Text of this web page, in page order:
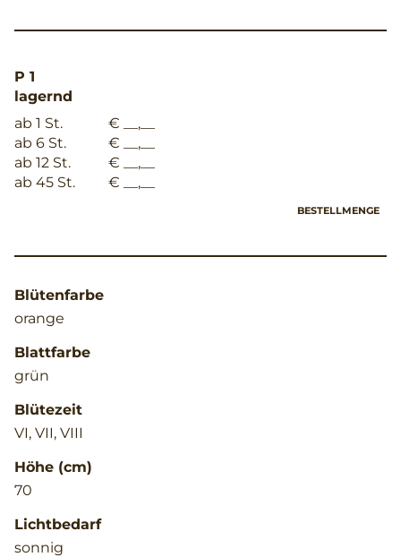
P 1
lagernd
ab 1 St.
€ __,__
ab 6 St.
€ __,__
ab 12 St.
€ __,__
ab 45 St.
€ __,__
BESTELLMENGE
Blütenfarbe
orange
Blattfarbe
grün
Blütezeit
VI, VII, VIII
Höhe (cm)
70
Lichtbedarf
sonnig